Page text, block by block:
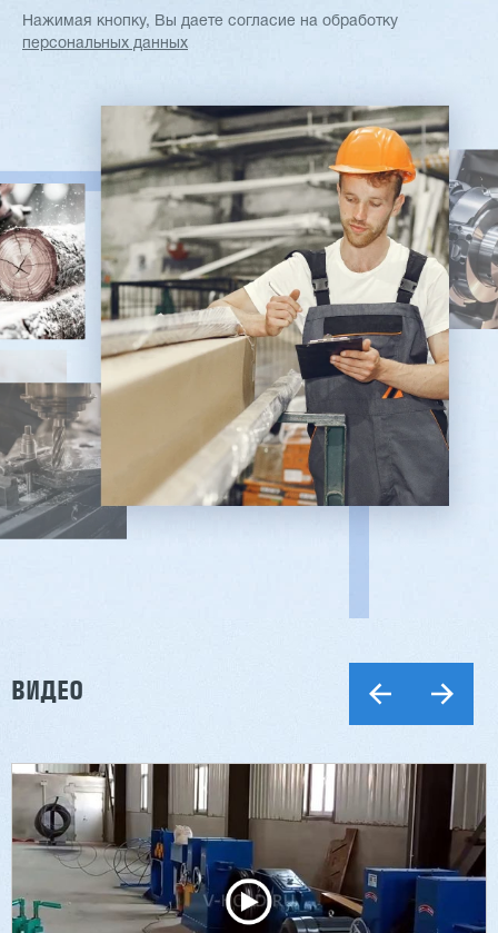
Нажимая кнопку, Вы даете согласие на обработку
персональных данных
ВИДЕО